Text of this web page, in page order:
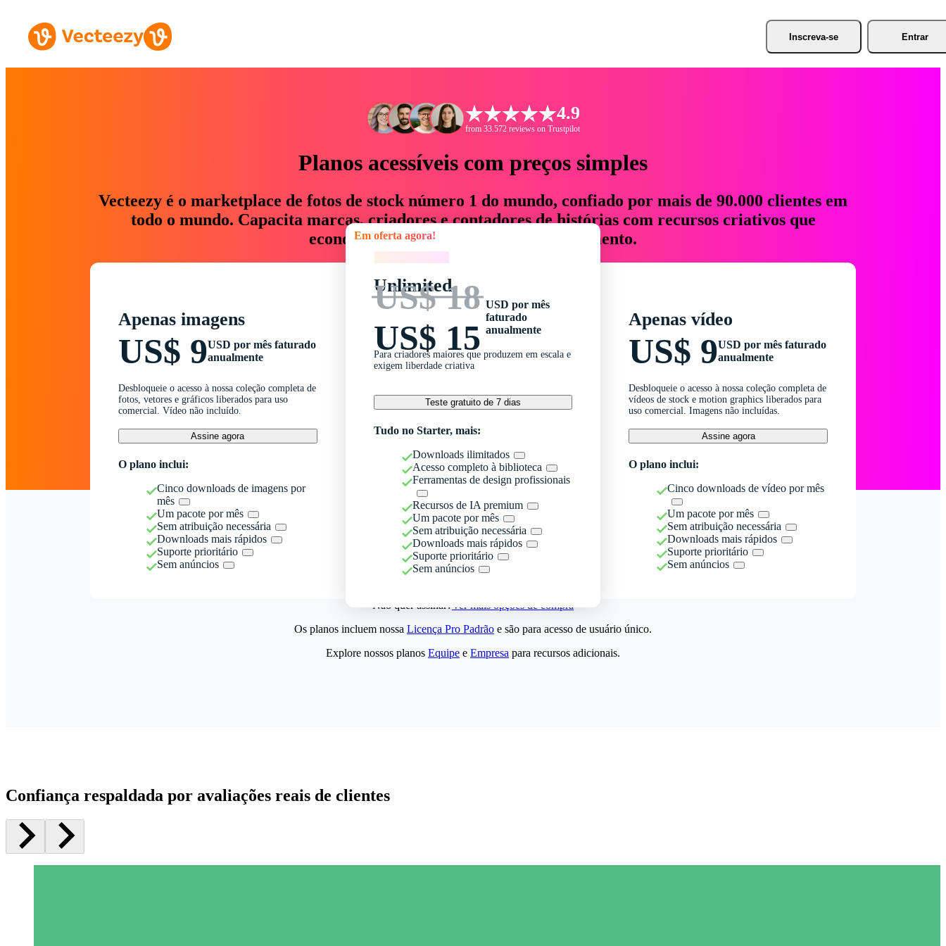
Inscreva-se Entrar
4.9
from 33.572 reviews on Trustpilot
Planos acessíveis com preços simples
Vecteezy é o marketplace de fotos de stock número 1 do mundo, confiado por mais de 90.000 clientes em
todo o mundo. Capacita marcas, criadores e contadores de histórias com recursos criativos que
economizam até 76% em tempo e orçamento.
Apenas imagens
US$ 9USD por mês faturado
anualmente
Desbloqueie o acesso à nossa coleção completa de
fotos, vetores e gráficos liberados para uso
comercial. Vídeo não incluído.
Assine agora
O plano inclui:
Cinco downloads de imagens por
mês
Um pacote por mês
Sem atribuição necessária
Downloads mais rápidos
Suporte prioritário
Sem anúncios
Em oferta agora!
Unlimited
US$ 18
US$ 15
USD por mês
faturado
anualmente
Para criadores maiores que produzem em escala e
exigem liberdade criativa
Teste gratuito de 7 dias
Tudo no Starter, mais:
Downloads ilimitados
Acesso completo à biblioteca
Ferramentas de design profissionais
Recursos de IA premium
Um pacote por mês
Sem atribuição necessária
Downloads mais rápidos
Suporte prioritário
Sem anúncios
Apenas vídeo
US$ 9USD por mês faturado
anualmente
Desbloqueie o acesso à nossa coleção completa de
vídeos de stock e motion graphics liberados para
uso comercial. Imagens não incluídas.
Assine agora
O plano inclui:
Cinco downloads de vídeo por mês
Um pacote por mês
Sem atribuição necessária
Downloads mais rápidos
Suporte prioritário
Sem anúncios
Não quer assinar?Ver mais opções de compra
Os planos incluem nossa Licença Pro Padrão e são para acesso de usuário único.
Explore nossos planos Equipe e Empresa para recursos adicionais.
Confiança respaldada por avaliações reais de clientes